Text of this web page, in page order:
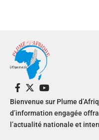
Bienvenue sur Plume
d’information engagée
l’actualité nationale et